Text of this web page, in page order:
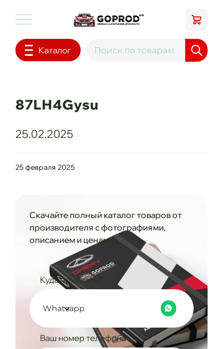
Каталог
87LH4Gysu
25.02.2025
25 февраля 2025
Скачайте полный каталог товаров от
производителя с фотографиями,
описанием и ценами
Куда прислать?
Whatsapp
Ваш номер телефона